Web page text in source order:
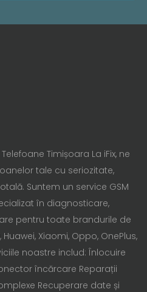
Timișoara La iFix, ne
tale cu seriozitate,
Suntem un service GSM
în diagnosticare,
pentru toate brandurile de
Xiaomi, Oppo, OnePlus,
noastre includ: Înlocuire
încărcare Reparații
Recuperare date și